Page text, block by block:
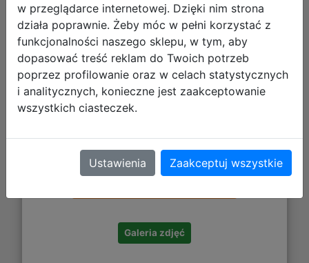
2,46 zł
Galeria zdjęć
w przeglądarce internetowej. Dzięki nim strona
działa poprawnie. Żeby móc w pełni korzystać z
funkcjonalności naszego sklepu, w tym, aby
dopasować treść reklam do Twoich potrzeb
poprzez profilowanie oraz w celach statystycznych
i analitycznych, konieczne jest zaakceptowanie
wszystkich ciasteczek.
Ustawienia Zaakceptuj wszystkie